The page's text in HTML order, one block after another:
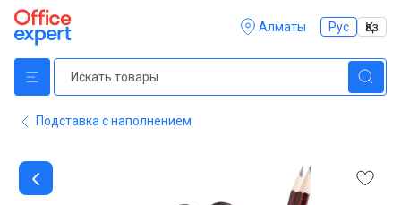
Алматы Рус Қаз
Подставка с наполнением